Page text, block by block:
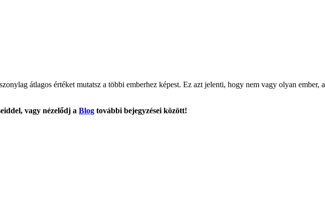
átlagos értéket mutatsz a többi emberhez képest. Ez azt jelenti, hogy nem vagy olyan ember,
vagy nézelődj a Blog további bejegyzései között!